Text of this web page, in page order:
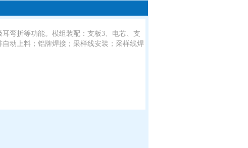
弯折等功能。模组装配：支板3、电芯、支
动上料；铝牌焊接；采样线安装；采样线焊